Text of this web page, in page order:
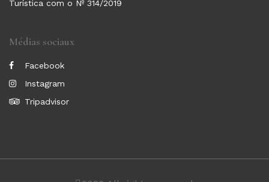
Turística com o Nº 314/2019
Médias sociaux
Facebook
Instagram
Tripadvisor